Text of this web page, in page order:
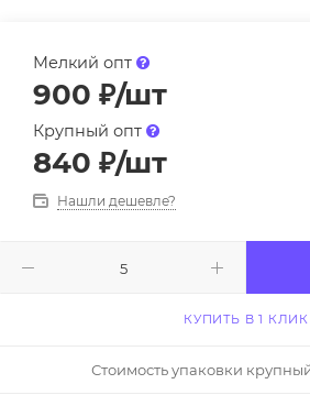
Мелкий опт
900 ₽/шт
Крупный опт
840 ₽/шт
Нашли дешевле?
КУПИТЬ В 1 КЛИК
Стоимость упаковки